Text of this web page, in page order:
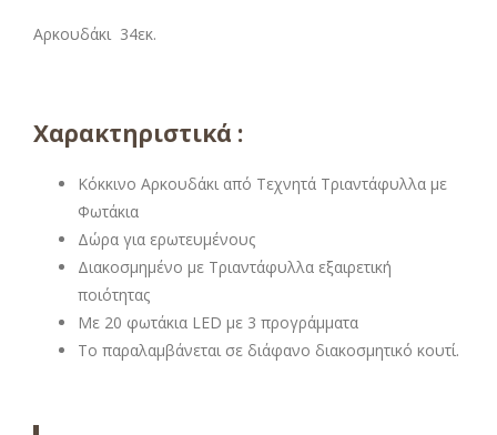
Αρκουδάκι 34εκ.
Χαρακτηριστικά :
Κόκκινο Αρκουδάκι από Τεχνητά Τριαντάφυλλα με
Φωτάκια
Δώρα για ερωτευμένους
Διακοσμημένο με Τριαντάφυλλα εξαιρετική
ποιότητας
Με 20 φωτάκια LED με 3 προγράμματα
Το παραλαμβάνεται σε διάφανο διακοσμητικό κουτί.